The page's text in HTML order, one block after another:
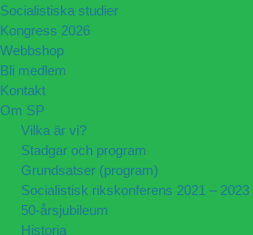
Socialistiska studier
Kongress 2026
Webbshop
Bli medlem
Kontakt
Om SP
Vilka är vi?
Stadgar och program
Grundsatser (program)
Socialistisk rikskonferens 2021 – 2023
50-årsjubileum
Historia